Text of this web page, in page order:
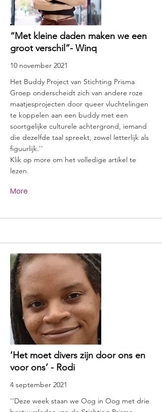
“Met kleine daden maken we een
groot verschil”- Winq
10 november 2021
Het Buddy Project van Stichting Prisma
Groep onderscheidt zich van andere roze
maatjesprojecten door queer vluchtelingen
te koppelen aan een buddy met een
soortgelijke culturele achtergrond, iemand
die dezelfde taal spreekt, zowel letterlijk als
figuurlijk.''
Klik op more om het volledige artikel te
lezen.
More
‘Het moet divers zijn door ons en
voor ons’ - Rodi
4 september 2021
''Deze week staan we Oog in Oog met drie